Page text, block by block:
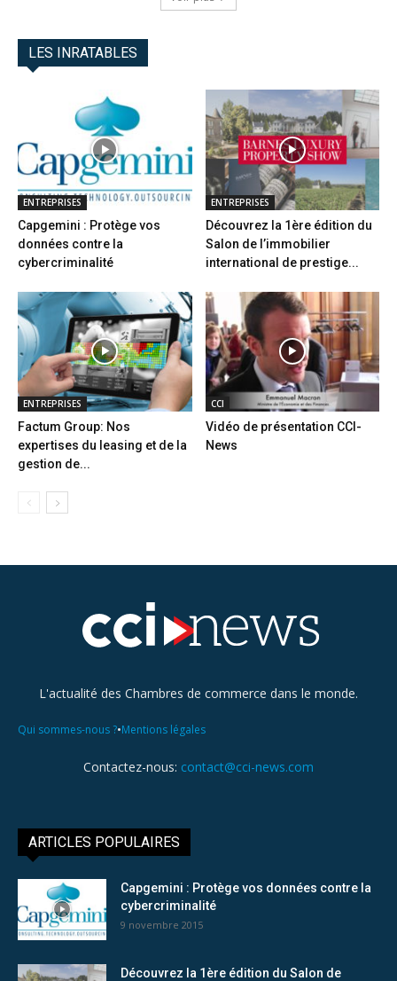
LES INRATABLES
ENTREPRISES
Capgemini : Protège vos
données contre la
cybercriminalité
ENTREPRISES
Découvrez la 1ère édition du
Salon de l’immobilier
international de prestige...
ENTREPRISES
Factum Group: Nos
expertises du leasing et de la
gestion de...
CCI
Vidéo de présentation CCI-
News
L'actualité des Chambres de commerce dans le monde.
Qui sommes-nous ?•Mentions légales
Contactez-nous: contact@cci-news.com
ARTICLES POPULAIRES
Capgemini : Protège vos données contre la
cybercriminalité
9 novembre 2015
Découvrez la 1ère édition du Salon de